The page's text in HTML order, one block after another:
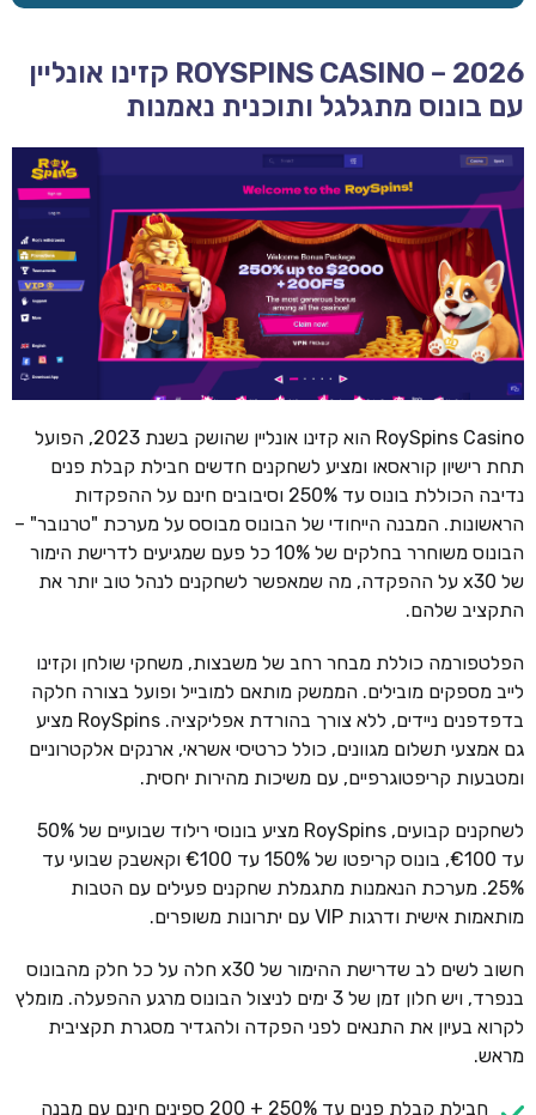
ROYSPINS CASINO – 2026 קזינו אונליין
עם בונוס מתגלגל ותוכנית נאמנות
RoySpins Casino הוא קזינו אונליין שהושק בשנת 2023, הפועל
תחת רישיון קוראסאו ומציע לשחקנים חדשים חבילת קבלת פנים
נדיבה הכוללת בונוס עד 250% וסיבובים חינם על ההפקדות
הראשונות. המבנה הייחודי של הבונוס מבוסס על מערכת "טרנובר" –
הבונוס משוחרר בחלקים של 10% כל פעם שמגיעים לדרישת הימור
של x30 על ההפקדה, מה שמאפשר לשחקנים לנהל טוב יותר את
התקציב שלהם.
הפלטפורמה כוללת מבחר רחב של משבצות, משחקי שולחן וקזינו
לייב מספקים מובילים. הממשק מותאם למובייל ופועל בצורה חלקה
בדפדפנים ניידים, ללא צורך בהורדת אפליקציה. RoySpins מציע
גם אמצעי תשלום מגוונים, כולל כרטיסי אשראי, ארנקים אלקטרוניים
ומטבעות קריפטוגרפיים, עם משיכות מהירות יחסית.
לשחקנים קבועים, RoySpins מציע בונוסי רילוד שבועיים של 50%
עד €100, בונוס קריפטו של 150% עד €100 וקאשבק שבועי עד
25%. מערכת הנאמנות מתגמלת שחקנים פעילים עם הטבות
מותאמות אישית ודרגות VIP עם יתרונות משופרים.
חשוב לשים לב שדרישת ההימור של x30 חלה על כל חלק מהבונוס
בנפרד, ויש חלון זמן של 3 ימים לניצול הבונוס מרגע ההפעלה. מומלץ
לקרוא בעיון את התנאים לפני הפקדה ולהגדיר מסגרת תקציבית
מראש.
חבילת קבלת פנים עד 250% + 200 ספינים חינם עם מבנה